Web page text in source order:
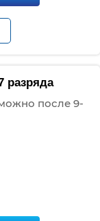
разряда
после 9-